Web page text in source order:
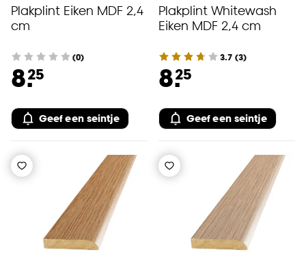
Plakplint Eiken MDF 2,4
cm
(0)
8.25
Geef een seintje
Plakplint Whitewash
Eiken MDF 2,4 cm
3.7 (3)
8.25
Geef een seintje